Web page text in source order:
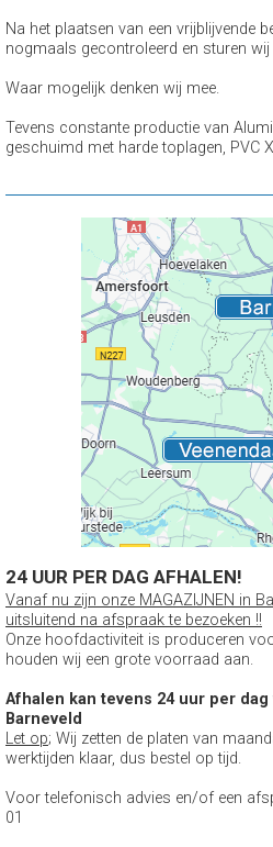
Na het plaatsen van een vrijblijvende
nogmaals gecontroleerd en sturen wij
Waar mogelijk denken wij mee.
Tevens constante productie van
geschuimd met harde toplagen, PVC
24 UUR PER DAG AFHALEN!
Vanaf nu zijn onze MAGAZIJNEN in
uitsluitend na afspraak te bezoeken !!
Onze hoofdactiviteit is produceren
houden wij een grote voorraad aan.
Afhalen kan tevens 24 uur per
Barneveld
Let op; Wij zetten de platen van
werktijden klaar, dus bestel op tijd.
Voor telefonisch advies en/of een
01